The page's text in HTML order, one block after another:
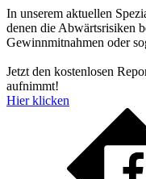
In unserem aktuellen
denen die Abwärtsrisiken
Gewinnmitnahmen oder
Jetzt den kostenlosen
aufnimmt!
Hier klicken